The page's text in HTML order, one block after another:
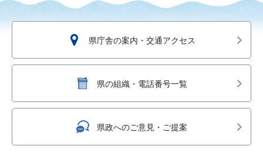
県庁舎の案内・交通アクセス
県の組織・電話番号一覧
県政へのご意見・ご提案